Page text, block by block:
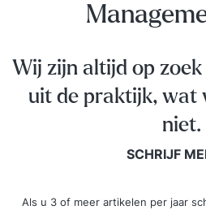
Wij zijn altijd op
uit de praktijk, wat
niet.
SCHRIJF
Als u 3 of meer artikelen per jaar